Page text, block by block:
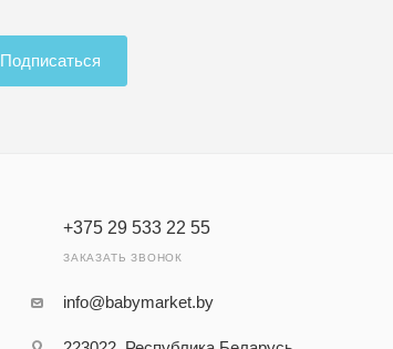
Подписаться
+375 29 533 22 55
ЗАКАЗАТЬ ЗВОНОК
info@babymarket.by